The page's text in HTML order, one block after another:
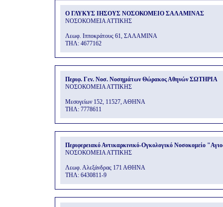
Ο ΓΛΥΚΥΣ ΙΗΣΟΥΣ ΝΟΣΟΚΟΜΕΙΟ ΣΑΛΑΜΙΝΑΣ
ΝΟΣΟΚΟΜΕΙΑ ΑΤΤΙΚΗΣ
Λεωφ. Ιπποκράτους 61, ΣΑΛΑΜΙΝΑ
THΛ: 4677162
Περιφ. Γεν. Νοσ. Νοσημάτων Θώρακος Αθηνών ΣΩΤΗΡΙΑ
ΝΟΣΟΚΟΜΕΙΑ ΑΤΤΙΚΗΣ
Μεσογείων 152, 11527, ΑΘΗΝΑ
THΛ: 7778611
Περιφερειακό Αντικαρκινικό-Ογκολογικό Νοσοκομείο
ΝΟΣΟΚΟΜΕΙΑ ΑΤΤΙΚΗΣ
Λεωφ. Αλεξάνδρας 171 ΑΘΗΝΑ
THΛ: 6430811-9